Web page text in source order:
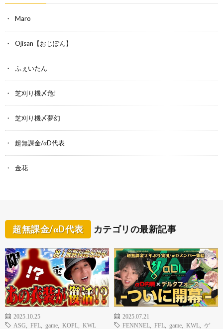
Maro
Ojisan【おじぽん】
ふぇいたん
芝刈り機〆危!
芝刈り機〆夢幻
超無課金/αD代表
金花
超無課金/αD代表 カテゴリの最新記事
2025.10.25
ASG
FFL game KOPL KWL
2025.07.21
FENNNEL
FFL game KWL
ゲ